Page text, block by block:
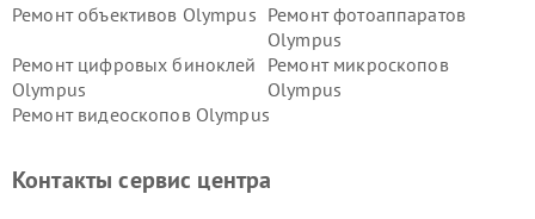
Ремонт объективов Olympus Ремонт фотоаппаратов
Olympus
Ремонт цифровых биноклей
Olympus
Ремонт микроскопов
Olympus
Ремонт видеоскопов Olympus
Контакты сервис центра